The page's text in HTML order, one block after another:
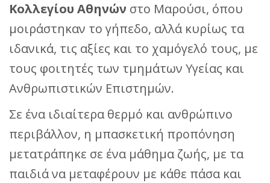
Κολλεγίου Αθηνών στο Μαρούσι, όπου
μοιράστηκαν το γήπεδο, αλλά κυρίως τα
ιδανικά, τις αξίες και το χαμόγελό τους, με
τους φοιτητές των τμημάτων Υγείας και
Ανθρωπιστικών Επιστημών.
Σε ένα ιδιαίτερα θερμό και ανθρώπινο
περιβάλλον, η μπασκετική προπόνηση
μετατράπηκε σε ένα μάθημα ζωής, με τα
παιδιά να μεταφέρουν με κάθε πάσα και